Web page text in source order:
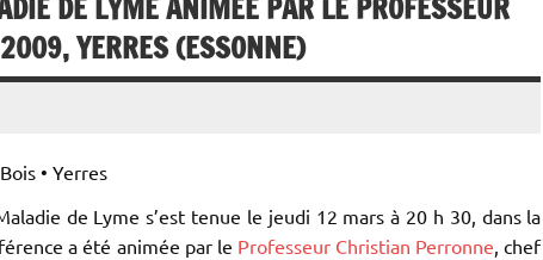
YERRES (ESSONNE)
• Yerres
de Lyme s’est tenue le jeudi 12 mars à 20 h 30, dans la
a été animée par le Professeur Christian Perronne, chef